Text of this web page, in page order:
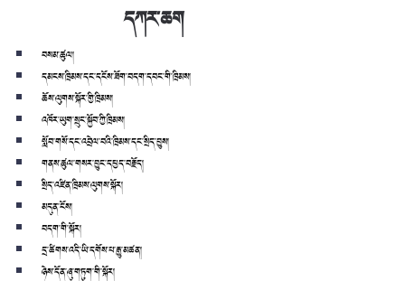
དཀར་ཆག
བསམ་ཚུལ།
དམངས་ཁྲིམས་དང་དངོས་ཟོག་བདག་དབང་གི་ཁྲིམས།
ཆོས་ལུགས་སྐོར་གྱི་ཁྲིམས།
འཁོར་ཡུག་སྲུང་སྐྱོབ་ཀྱི་ཁྲིམས།
སློབ་གསོ་དང་འབྲེལ་བའི་ཁྲིམས་དང་སྲིད་བྱུས།
གནས་ཚུལ་གསར་བྱུང་དཔྱད་བརྗོད།
སྲིད་འཛིན་ཁྲིམས་ལུགས་སྐོར།
མདུན་ངོས།
བདག་གི་སྐོར།
དྲ་ཚིགས་འདི་ཡི་དགོས་པ་རྒྱུ་མཚན།
ཉེས་དོན་ཞུ་གཏུག་གི་སྐོར།